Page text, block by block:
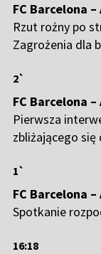
FC Barcelona
Rzut rożny po
Zagrożenia dla
2`
FC Barcelona
Pierwsza
zbliżającego
1`
FC Barcelona
Spotkanie
16:18